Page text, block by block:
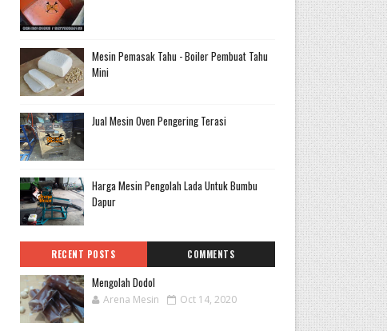
Mesin Pemasak Tahu - Boiler Pembuat Tahu
Mini
Jual Mesin Oven Pengering Terasi
Harga Mesin Pengolah Lada Untuk Bumbu
Dapur
RECENT POSTS COMMENTS
Mengolah Dodol
Arena Mesin Oct 14, 2020